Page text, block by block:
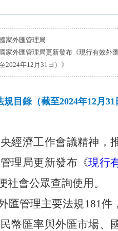
國家外匯管理局
國家外匯管理局更新發布《現行有效外
2024年12月31日）》
目錄（截至2024年12月31
經濟工作會議精神，
理局更新發布《現行
社會公眾查詢使用。
匯管理主要法規181件
幣匯率與外匯市場、